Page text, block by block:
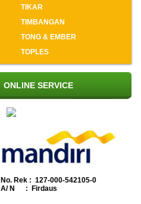
TIKAR
TIMBANGAN
TONG & EMBER
TOPLES
ONLINE SERVICE
No. Rek : 127-000-542105-0
A/ N : Firdaus